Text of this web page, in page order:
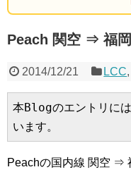
Peach 関空 ⇒ 福
2014/12/21 LCC
本Blogのエントリに
います。
Peachの国内線 関空 ⇒